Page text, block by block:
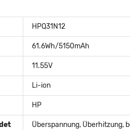
HPQ31N12
61.6Wh/5150mAh
11.55V
Li-ion
HP
Überspannung, Überhitzung,